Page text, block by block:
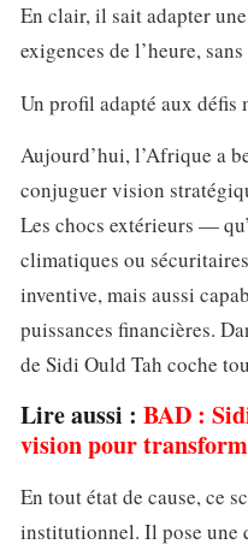
En clair, il sait adapter
exigences de l’heure,
Un profil adapté aux défis
Aujourd’hui, l’Afrique a
conjuguer vision
Les chocs extérieurs —
climatiques ou
inventive, mais aussi
puissances financières.
de Sidi Ould Tah coche
Lire aussi : BAD :
vision pour
En tout état de cause, ce
institutionnel. Il pose une